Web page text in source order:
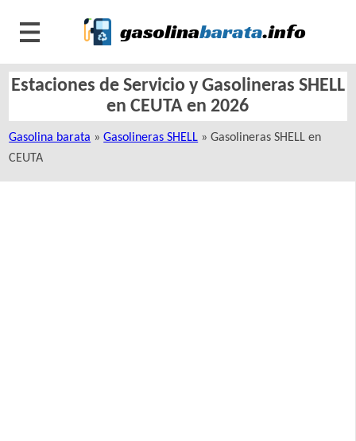
Estaciones de Servicio y Gasolineras SHELL
en CEUTA en 2026
Gasolina barata »Gasolineras SHELL » Gasolineras SHELL en
CEUTA